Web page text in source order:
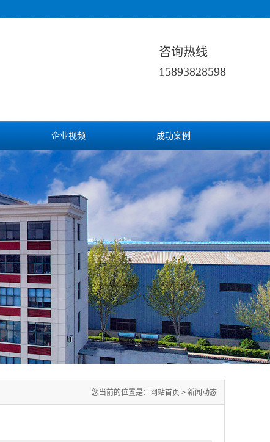
咨询热线
15893828598
企业视频 成功案例
您当前的位置是： 网站首页 > 新闻动态